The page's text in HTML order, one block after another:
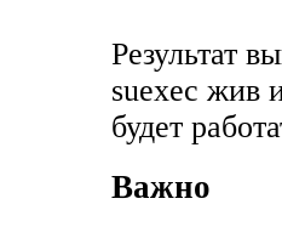
Результат
suexec жив
будет
Важно